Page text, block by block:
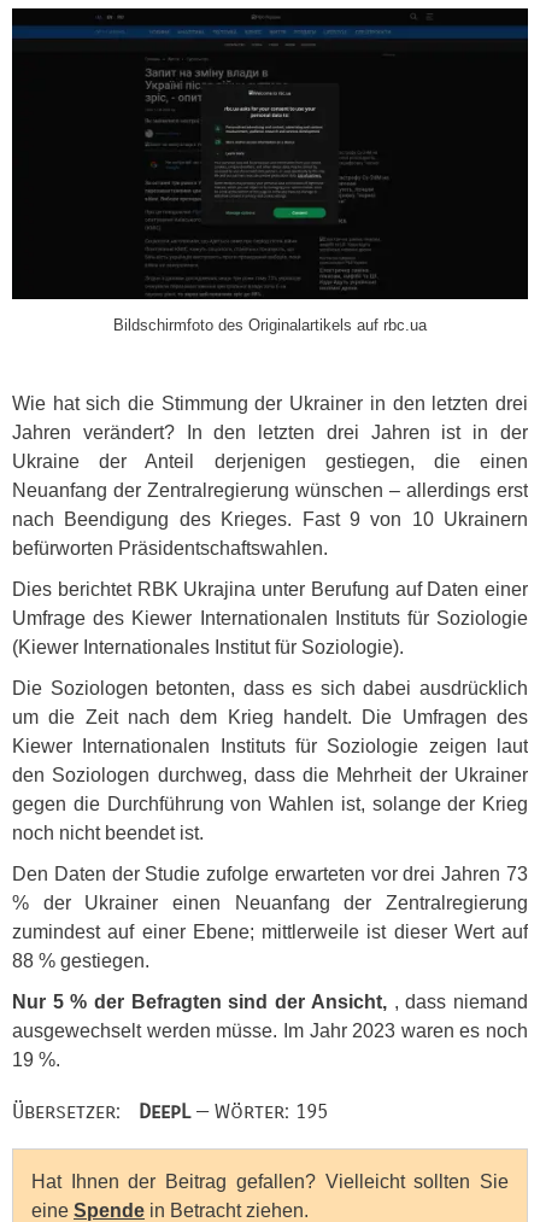
Bildschirmfoto des Originalartikels auf rbc.ua
Wie hat sich die Stimmung der Ukrainer in den letzten drei
Jahren verändert? In den letzten drei Jahren ist in der
Ukraine der Anteil derjenigen gestiegen, die einen
Neuanfang der Zentralregierung wünschen – allerdings erst
nach Beendigung des Krieges. Fast 9 von 10 Ukrainern
befürworten Präsidentschaftswahlen.
Dies berichtet RBK Ukrajina unter Berufung auf Daten einer
Umfrage des Kiewer Internationalen Instituts für Soziologie
(Kiewer Internationales Institut für Soziologie).
Die Soziologen betonten, dass es sich dabei ausdrücklich
um die Zeit nach dem Krieg handelt. Die Umfragen des
Kiewer Internationalen Instituts für Soziologie zeigen laut
den Soziologen durchweg, dass die Mehrheit der Ukrainer
gegen die Durchführung von Wahlen ist, solange der Krieg
noch nicht beendet ist.
Den Daten der Studie zufolge erwarteten vor drei Jahren 73
% der Ukrainer einen Neuanfang der Zentralregierung
zumindest auf einer Ebene; mittlerweile ist dieser Wert auf
88 % gestiegen.
Nur 5 % der Befragten sind der Ansicht,, dass niemand
ausgewechselt werden müsse. Im Jahr 2023 waren es noch
19 %.
Übersetzer: DeepL— Wörter: 195
Hat Ihnen der Beitrag gefallen? Vielleicht sollten Sie
eine Spende in Betracht ziehen.